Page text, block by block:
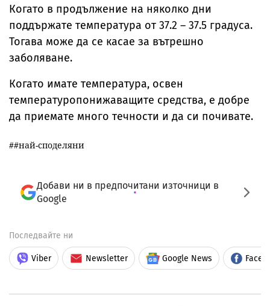
Когато в продължение на няколко дни
поддържате температура от 37.2 – 37.5 градуса.
Тогава може да се касае за вътрешно
заболяване.
Когато имате температура, освен
температуропонижаващите средства, е добре
да приемате много течности и да си почивате.
#най-споделяни
Добави ни в предпочитани източници в
Google
Последвайте ни
Viber Newsletter Google News